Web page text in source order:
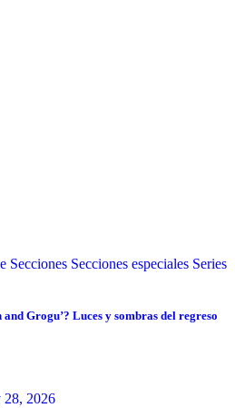
Secciones Secciones especiales Series
Grogu’? Luces y sombras del regreso
28, 2026